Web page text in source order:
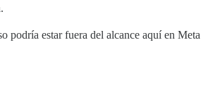
podría estar fuera del alcance aquí en Meta